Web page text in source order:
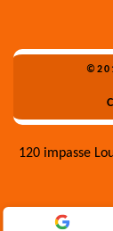
120 impasse